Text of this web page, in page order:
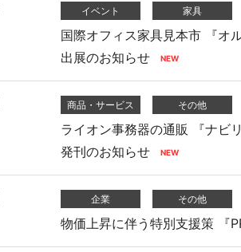
イベント 家具
国際オフィス家具見本市 『オ
出展のお知らせ
商品・サービス その他
ライオン事務器の通販 『ナビ
発刊のお知らせ
企業 その他
物価上昇に伴う特別支援策 『